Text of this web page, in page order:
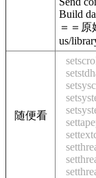
Build
＝＝原
us/
随便看